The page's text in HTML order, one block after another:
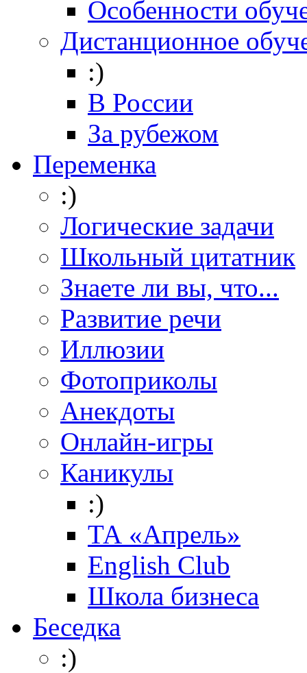
Особенности
Дистанционное
:)
В России
За рубежом
Переменка
:)
Логические задачи
Школьный цитатник
Знаете ли вы, что...
Развитие речи
Иллюзии
Фотоприколы
Анекдоты
Онлайн-игры
Каникулы
:)
ТА «Апрель»
English Club
Школа бизнеса
Беседка
:)